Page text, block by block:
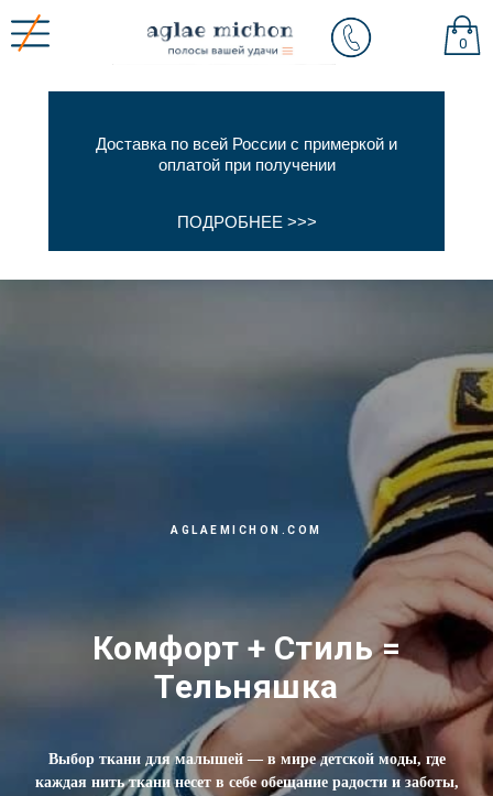
0
Доставка по всей России с примеркой и
оплатой при получении
ПОДРОБНЕЕ >>>
ПРОМОКОД MY1AGLAE
AGLAEMICHON.COM
Комфорт + Стиль =
Тельняшка
Выбор ткани для малышей — в мире детской моды, где
каждая нить ткани несет в себе обещание радости и заботы,